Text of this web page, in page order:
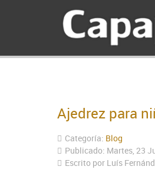
Ajedrez para
Categoría: Blog
Publicado: Martes, 23
Escrito por Luís